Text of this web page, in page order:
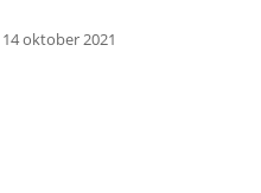
14 oktober 2021